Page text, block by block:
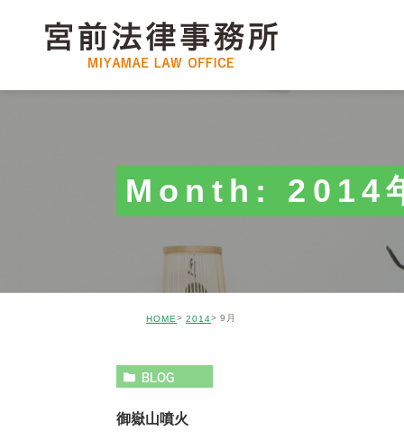
Month: 2014
HOME 2014 9月
BLOG
御嶽山噴火